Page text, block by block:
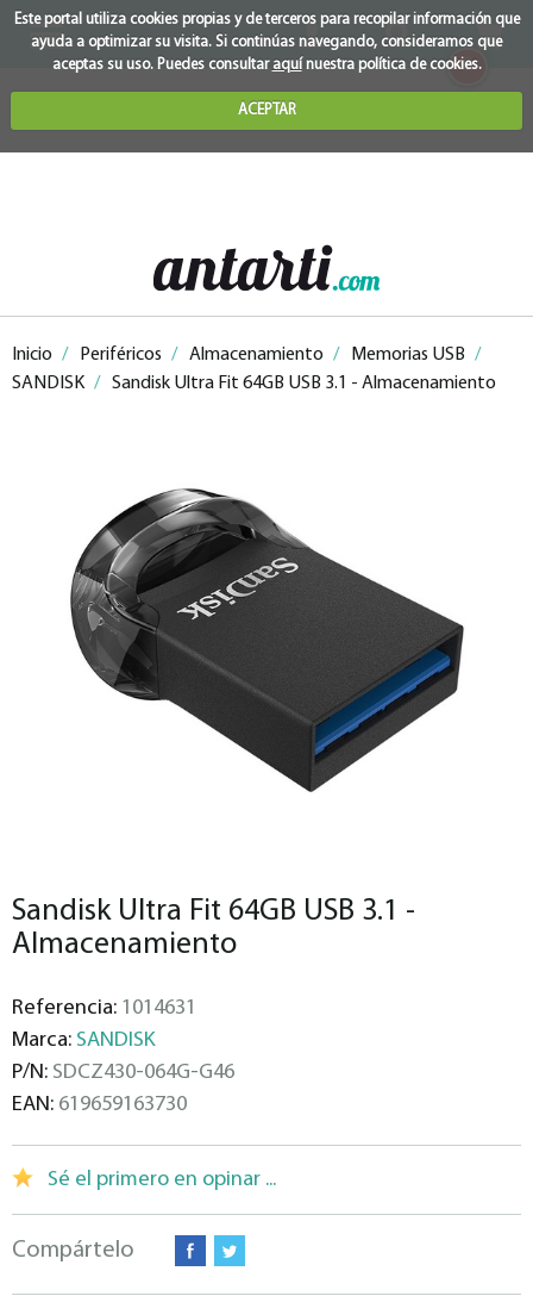
Este portal utiliza cookies propias y de terceros para recopilar información que
ayuda a optimizar su visita. Si continúas navegando, consideramos que
aceptas su uso. Puedes consultar aquínuestra política de cookies.
ACEPTAR
0
Inicio / Periféricos / Almacenamiento / Memorias USB /
SANDISK / Sandisk Ultra Fit 64GB USB 3.1 - Almacenamiento
Sandisk Ultra Fit 64GB USB 3.1 -
Almacenamiento
Referencia: 1014631
Marca: SANDISK
P/N: SDCZ430-064G-G46
EAN: 619659163730
Sé el primero en opinar ...
Compártelo